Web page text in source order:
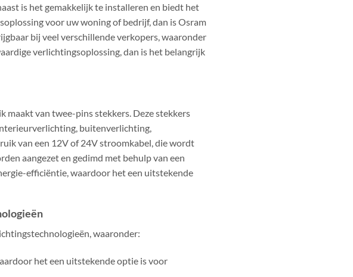
is het gemakkelijk te installeren en biedt het
voor uw woning of bedrijf, dan is Osram
bij veel verschillende verkopers, waaronder
verlichtingsoplossing, dan is het belangrijk
maakt van twee-pins stekkers. Deze stekkers
buitenverlichting,
van een 12V of 24V stroomkabel, die wordt
aangezet en gedimd met behulp van een
efficiëntie, waardoor het een uitstekende
waaronder:
het een uitstekende optie is voor